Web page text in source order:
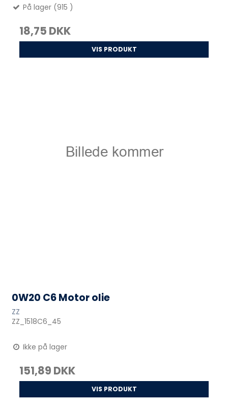
På lager (915 )
18,75 DKK
VIS PRODUKT
0W20 C6 Motor olie
ZZ
ZZ_1518C6_45
Ikke på lager
151,89 DKK
VIS PRODUKT